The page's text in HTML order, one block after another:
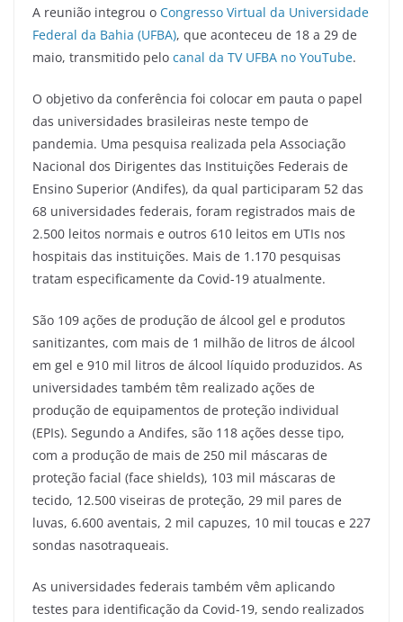
A reunião integrou o Congresso Virtual da Universidade
Federal da Bahia (UFBA), que aconteceu de 18 a 29 de
maio, transmitido pelo canal da TV UFBA no YouTube.
O objetivo da conferência foi colocar em pauta o papel
das universidades brasileiras neste tempo de
pandemia. Uma pesquisa realizada pela Associação
Nacional dos Dirigentes das Instituições Federais de
Ensino Superior (Andifes), da qual participaram 52 das
68 universidades federais, foram registrados mais de
2.500 leitos normais e outros 610 leitos em UTIs nos
hospitais das instituições. Mais de 1.170 pesquisas
tratam especificamente da Covid-19 atualmente.
São 109 ações de produção de álcool gel e produtos
sanitizantes, com mais de 1 milhão de litros de álcool
em gel e 910 mil litros de álcool líquido produzidos. As
universidades também têm realizado ações de
produção de equipamentos de proteção individual
(EPIs). Segundo a Andifes, são 118 ações desse tipo,
com a produção de mais de 250 mil máscaras de
proteção facial (face shields), 103 mil máscaras de
tecido, 12.500 viseiras de proteção, 29 mil pares de
luvas, 6.600 aventais, 2 mil capuzes, 10 mil toucas e 227
sondas nasotraqueais.
As universidades federais também vêm aplicando
testes para identificação da Covid-19, sendo realizados